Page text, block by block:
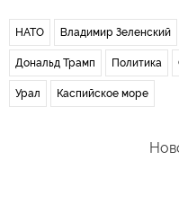
НАТО Владимир Зеленский
Дональд Трамп Политика
Урал Каспийское море